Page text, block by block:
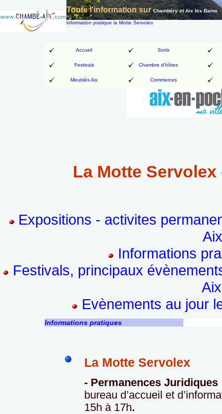
Toute l'information surChambéry et Aix les Bains
information pratique la Motte Servolex
Accueil Sortir
Festivals Chambre d'hôtes
Meublés Aix Commerces
La Motte
Expositions - activites
Informations
Festivals, principaux
Evènements au jour
Informations pratiques
La Motte Servolex
- Permanences
bureau d’accueil et
15h à 17h.